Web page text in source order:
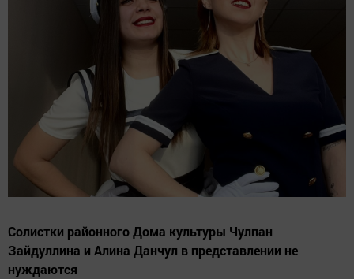
Солистки районного Дома культуры Чулпан
Зайдуллина и Алина Данчул в представлении не
нуждаются